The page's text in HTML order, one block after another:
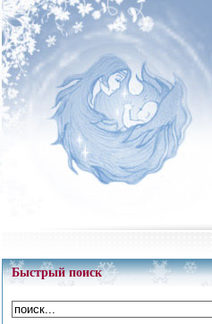
Быстрый поиск